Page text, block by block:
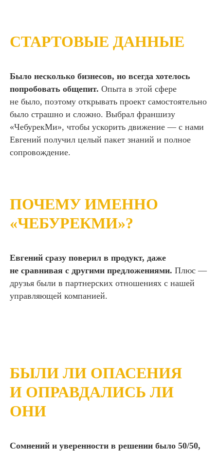
СТАРТОВЫЕ ДАННЫЕ
Было несколько бизнесов, но всегда хотелось
попробовать общепит. Опыта в этой сфере
не было, поэтому открывать проект самостоятельно
было страшно и сложно. Выбрал франшизу
«ЧебурекМи», чтобы ускорить движение — с нами
Евгений получил целый пакет знаний и полное
сопровождение.
ПОЧЕМУ ИМЕННО
«ЧЕБУРЕКМИ»?
Евгений сразу поверил в продукт, даже
не сравнивая с другими предложениями. Плюс —
друзья были в партнерских отношениях с нашей
управляющей компанией.
БЫЛИ ЛИ ОПАСЕНИЯ
И ОПРАВДАЛИСЬ ЛИ
ОНИ
Сомнений и уверенности в решении было 50/50,